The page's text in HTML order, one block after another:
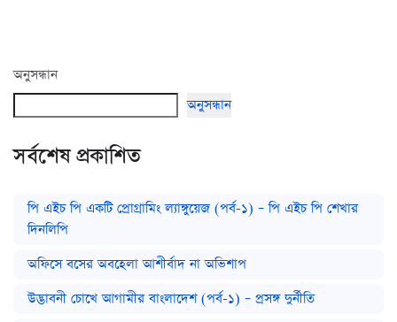
অনুসন্ধান
অনুসন্ধান
সর্বশেষ প্রকাশিত
পি এইচ পি একটি প্রোগ্রামিং ল্যাঙ্গুয়েজ (পর্ব-১) – পি এইচ পি শেখার
দিনলিপি
অফিসে বসের অবহেলা আশীর্বাদ না অভিশাপ
উদ্ভাবনী চোখে আগামীর বাংলাদেশ (পর্ব-১) – প্রসঙ্গ দুর্নীতি